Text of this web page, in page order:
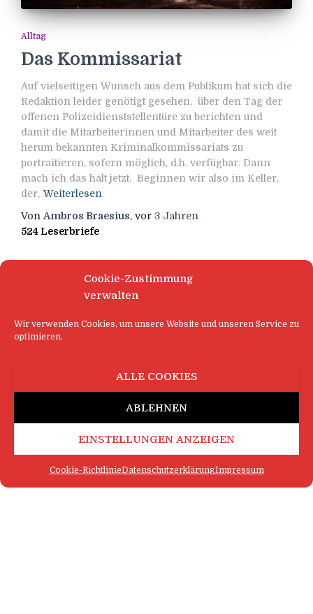
Cookie-Zustimmung
verwalten
Wir verwenden Cookies, um unsere Website und unseren Service zu
optimieren.
ALLE COOKIES
ABLEHNEN
EINSTELLUNGEN ANZEIGEN
Cookie-RichtlinieDatenschutzerklärungImpressum
Alltag
Das Kommissariat
Auf vielseitigen Wunsch aus dem Publikum hat sich die
Redaktion leider genötigt gesehen, über den Tag der
offenen Polizeidienststellentüre zu berichten und
damit die Mitarbeiterinnen und Mitarbeiter des weit
herum bekannten Kriminalkommissariats zu
portraitieren, sofern möglich, d.h. verfügbar. Dann
mach ich das halt jetzt. Beginnen wir also im Keller,
der, Weiterlesen
Von Ambros Braesius, vor 3 Jahren
524 Leserbriefe